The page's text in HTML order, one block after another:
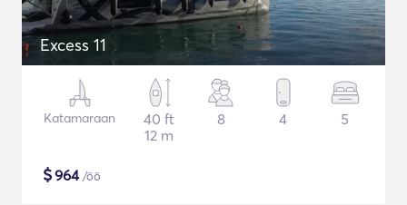
Excess 11
Katamaraan
40 ft
12 m
8 4 5
$964/öö